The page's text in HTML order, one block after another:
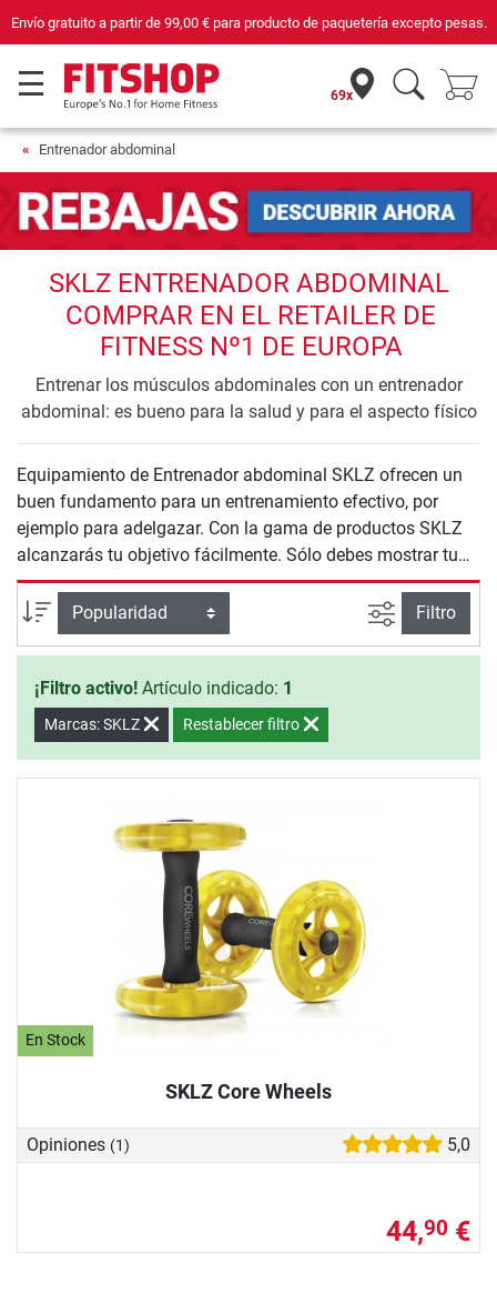
Envío gratuito a partir de 99,00 €para producto de paquetería excepto pesas.
69x
Entrenador abdominal
SKLZ ENTRENADOR ABDOMINAL
COMPRAR EN EL RETAILER DE
FITNESS Nº1 DE EUROPA
Entrenar los músculos abdominales con un entrenador
abdominal: es bueno para la salud y para el aspecto físico
Equipamiento de Entrenador abdominal SKLZ ofrecen un
buen fundamento para un entrenamiento efectivo, por
ejemplo para adelgazar. Con la gama de productos SKLZ
alcanzarás tu objetivo fácilmente. Sólo debes mostrar tu
voluntad, empezando a entrenar.
Ordenar por
Busqueda
Filtro
¡Filtro activo! Artículo indicado: 1
Marcas: SKLZ Restablecer filtro
En Stock
SKLZ Core Wheels
Opiniones (1) 5,0
44,90 €